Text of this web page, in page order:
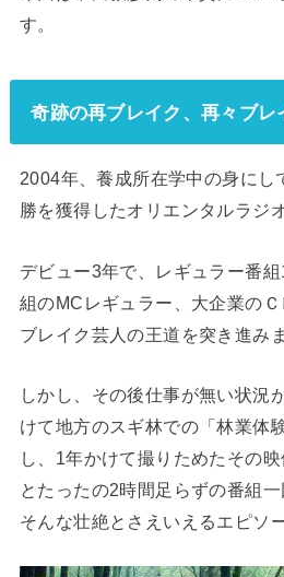
す。
奇跡の再ブレイク、再々ブレ
2004年、養成所在学中の身にし
勝を獲得したオリエンタルラジオ
デビュー3年で、レギュラー番
組のMCレギュラー、大企業の
ブレイク芸人の王道を突き進みま
しかし、その後仕事が無い状況
けて地方のスギ林での「林業体
し、1年かけて撮りためたその
とたったの2時間足らずの番組
そんな壮絶とさえいえるエピソ